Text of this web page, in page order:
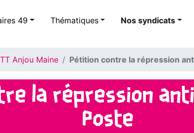
49 Thématiques Nos syndicats
Anjou Maine Pétition contre la répression
la répression
Poste